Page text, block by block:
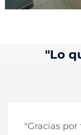
"Lo
"Gracias